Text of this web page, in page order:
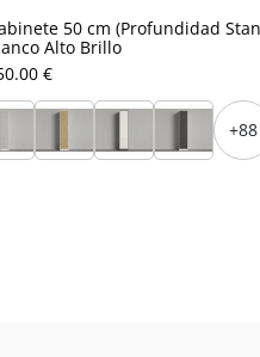
50 cm (Profundidad
Alto Brillo
€
+88